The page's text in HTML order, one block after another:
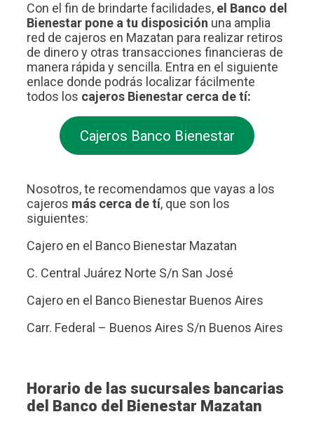
Con el fin de brindarte facilidades, el Banco del
Bienestar pone a tu disposición una amplia
red de cajeros en Mazatan para realizar retiros
de dinero y otras transacciones financieras de
manera rápida y sencilla. Entra en el siguiente
enlace donde podrás localizar fácilmente
todos los cajeros Bienestar cerca de tí:
Cajeros Banco Bienestar
Nosotros, te recomendamos que vayas a los
cajeros más cerca de tí, que son los
siguientes:
Cajero en el Banco Bienestar Mazatan
C. Central Juárez Norte S/n San José
Cajero en el Banco Bienestar Buenos Aires
Carr. Federal – Buenos Aires S/n Buenos Aires
Horario de las sucursales bancarias
del Banco del Bienestar Mazatan